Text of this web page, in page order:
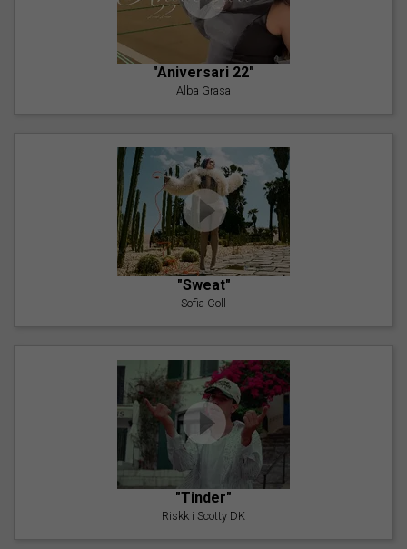
"Aniversari 22"
Alba Grasa
"Sweat"
Sofia Coll
"Tinder"
Riskk i Scotty DK